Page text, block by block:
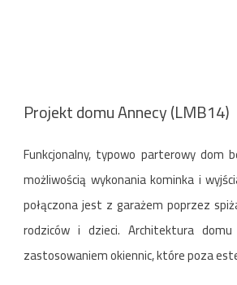
Projekt domu Annecy (LMB14)
Funkcjonalny, typowo parterowy dom
możliwością wykonania kominka i
połączona jest z garażem poprzez
rodziców i dzieci. Architektura
zastosowaniem okiennic, które poza